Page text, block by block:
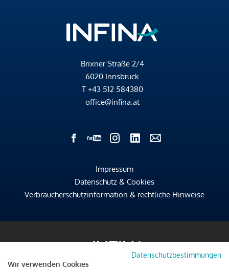
Brixner Straße 2/4
6020 Innsbruck
T +43 512 584380
office@infina.at
Impressum
Datenschutz & Cookies
Verbraucherschutzinformation & rechtliche Hinweise
Datenschutzbestimmungen
Wir verwenden Cookies